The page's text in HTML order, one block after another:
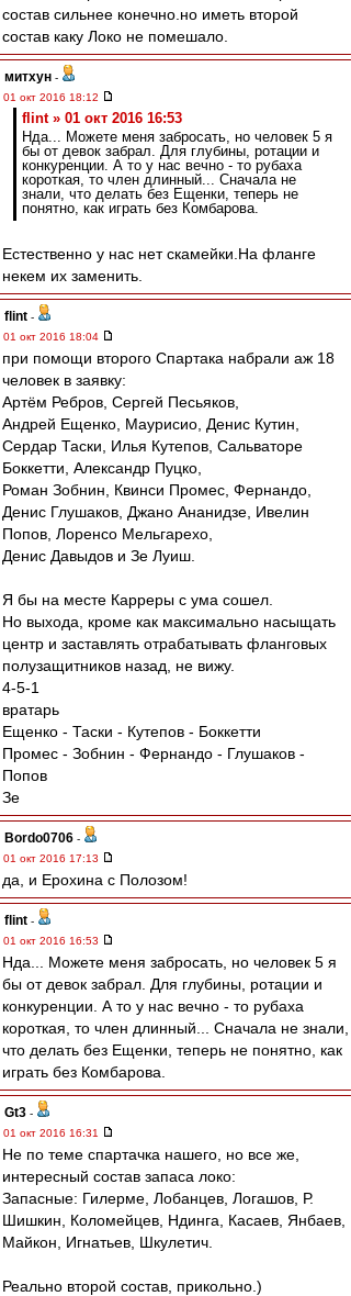
состав сильнее конечно.но иметь второй
состав каку Локо не помешало.
митхун -
01 окт 2016 18:12
flint » 01 окт 2016 16:53
Нда... Можете меня забросать, но человек 5 я
бы от девок забрал. Для глубины, ротации и
конкуренции. А то у нас вечно - то рубаха
короткая, то член длинный... Сначала не
знали, что делать без Ещенки, теперь не
понятно, как играть без Комбарова.
Естественно у нас нет скамейки.На фланге
некем их заменить.
flint -
01 окт 2016 18:04
при помощи второго Спартака набрали аж 18
человек в заявку:
Артём Ребров, Сергей Песьяков,
Андрей Ещенко, Маурисио, Денис Кутин,
Сердар Таски, Илья Кутепов, Сальваторе
Боккетти, Александр Пуцко,
Роман Зобнин, Квинси Промес, Фернандо,
Денис Глушаков, Джано Ананидзе, Ивелин
Попов, Лоренсо Мельгарехо,
Денис Давыдов и Зе Луиш.
Я бы на месте Карреры с ума сошел.
Но выхода, кроме как максимально насыщать
центр и заставлять отрабатывать фланговых
полузащитников назад, не вижу.
4-5-1
вратарь
Ещенко - Таски - Кутепов - Боккетти
Промес - Зобнин - Фернандо - Глушаков -
Попов
Зе
Bordo0706 -
01 окт 2016 17:13
да, и Ерохина с Полозом!
flint -
01 окт 2016 16:53
Нда... Можете меня забросать, но человек 5 я
бы от девок забрал. Для глубины, ротации и
конкуренции. А то у нас вечно - то рубаха
короткая, то член длинный... Сначала не знали,
что делать без Ещенки, теперь не понятно, как
играть без Комбарова.
Gt3 -
01 окт 2016 16:31
Не по теме спартачка нашего, но все же,
интересный состав запаса локо:
Запасные: Гилерме, Лобанцев, Логашов, Р.
Шишкин, Коломейцев, Ндинга, Касаев, Янбаев,
Майкон, Игнатьев, Шкулетич.
Реально второй состав, прикольно.)